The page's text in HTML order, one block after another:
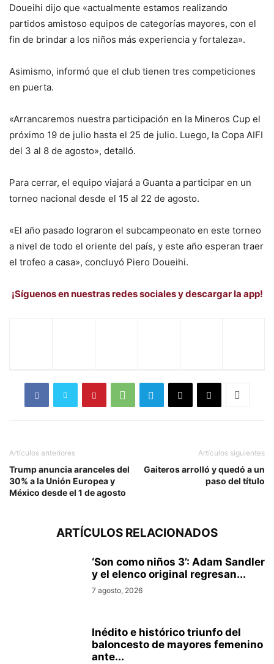
Doueihi dijo que «actualmente estamos realizando
partidos amistoso equipos de categorías mayores, con el
fin de brindar a los niños más experiencia y fortaleza».
Asimismo, informó que el club tienen tres competiciones
en puerta.
«Arrancaremos nuestra participación en la Mineros Cup el
próximo 19 de julio hasta el 25 de julio. Luego, la Copa AIFI
del 3 al 8 de agosto», detalló.
Para cerrar, el equipo viajará a Guanta a participar en un
torneo nacional desde el 15 al 22 de agosto.
«El año pasado lograron el subcampeonato en este torneo
a nivel de todo el oriente del país, y este año esperan traer
el trofeo a casa», concluyó Piero Doueihi.
¡Síguenos en nuestras redes sociales y descargar la app!
Artículos anteriores
Trump anuncia aranceles del
30% a la Unión Europea y
México desde el 1 de agosto
Artículos siguientes
Gaiteros arrolló y quedó a un
paso del título
ARTÍCULOS RELACIONADOS
‘Son como niños 3’: Adam Sandler
y el elenco original regresan...
7 agosto, 2026
Inédito e histórico triunfo del
baloncesto de mayores femenino
ante...